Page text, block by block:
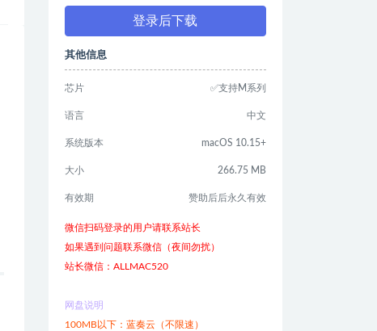
登录后下载
其他信息
芯片 ✅支持M系列
语言 中文
系统版本 macOS 10.15+
大小 266.75 MB
有效期 赞助后后永久有效
微信扫码登录的用户请联系站长
如果遇到问题联系微信（夜间勿扰）
站长微信：ALLMAC520
网盘说明
100MB以下：蓝奏云（不限速）